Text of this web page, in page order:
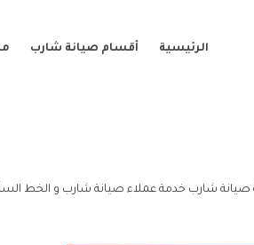
الرئيسية أقسام صيانة شارب
صيانة شارب خدمة عملاء صيانة شارب و الخط